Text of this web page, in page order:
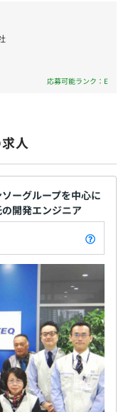
応募可能ランク：E
人
ーグループを中心に
開発エンジニア